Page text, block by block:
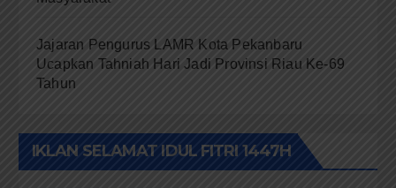
Jajaran Pengurus LAMR Kota Pekanbaru
Ucapkan Tahniah Hari Jadi Provinsi Riau Ke-69
Tahun
IKLAN SELAMAT IDUL FITRI 1447H